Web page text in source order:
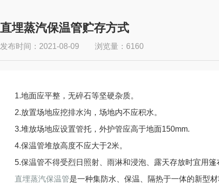
直埋蒸汽保温管贮存方式
发布时间：2021-08-09 浏览量：6160
1.地面应平整，无碎石等坚硬杂质。
2.放置场地应挖排水沟，场地内不应积水。
3.堆放场地应设置管托，外护管应高于地面150mm.
4.保温管堆放高度不应大于2米。
5.保温管不得受烈日照射、雨淋和浸泡、露天存放时宜用
直埋蒸汽保温管是一种集防水、保温、隔热于一体的新型